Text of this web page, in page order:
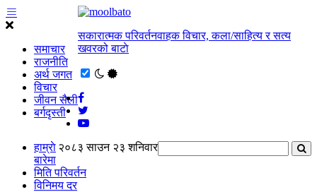
समाचार
राजनीति
अर्थ जगत
विचार
जीवन सैली
बर्गदृस्ती
सकारात्मक परिवर्तनवाहक विचार, कला/साहित्य र सत्य
खवरको बाटाे
२०८३ साउन २३ शनिवार
हाम्राे
बारेमा
मिति परिवर्तन
विनिमय दर